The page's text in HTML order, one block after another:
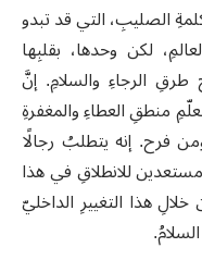
الصليبِ، التي قد تبدو
لكن وحدها، بقلبِها
طرقِ الرجاءِ والسلامِ. إنَّ
منطقِ العطاءِ والمغفرةِ
فرح. إنه يتطلبُ رجالًا
للانطلاقِ في هذا
هذا التغييرِ الداخليّ